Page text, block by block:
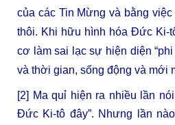
của các Tin Mừng và bằng
thôi. Khi hữu hình hóa Đức Ki-
cơ làm sai lạc sự hiện diện
và thời gian, sống động và mới
[2] Ma quỉ hiện ra nhiều lần
Đức Ki-tô đây”. Nhưng lần